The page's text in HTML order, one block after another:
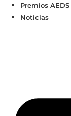
Premios AEDS
Noticias